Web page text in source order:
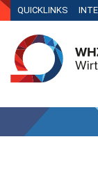
QUICKLINKS